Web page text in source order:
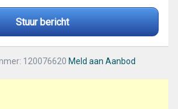
Stuur bericht
120076620 Meld aan Aanbod